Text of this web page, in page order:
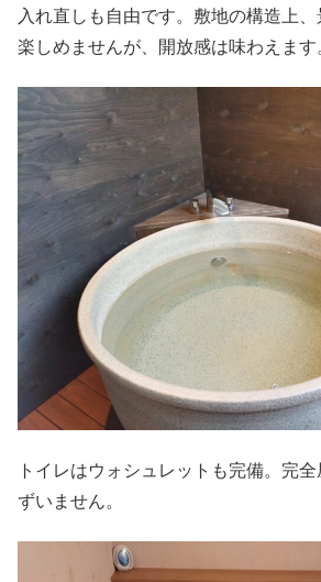
入れ直しも自由です。敷地の構造上
楽しめませんが、開放感は味わえます
トイレはウォシュレットも完備。完
ずいません。